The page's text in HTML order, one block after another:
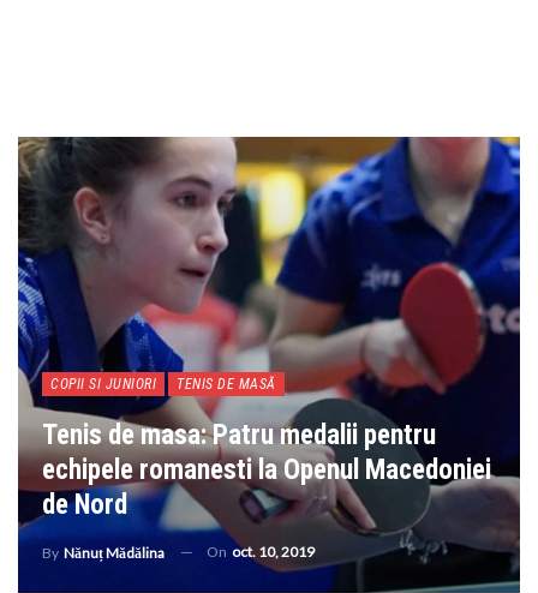
COPII SI JUNIORI TENIS DE MASĂ
Tenis de masa: Patru medalii pentru
echipele romanesti la Openul Macedoniei
de Nord
By Nănuț Mădălina On oct. 10, 2019